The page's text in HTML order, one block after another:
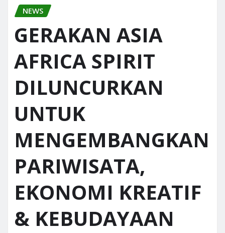
NEWS
GERAKAN ASIA
AFRICA SPIRIT
DILUNCURKAN
UNTUK
MENGEMBANGKAN
PARIWISATA,
EKONOMI KREATIF
& KEBUDAYAAN